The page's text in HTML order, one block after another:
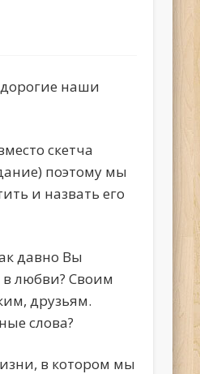
наши
скетча
поэтому мы
и назвать его
давно Вы
любви? Своим
друзьям.
слова?
в котором мы